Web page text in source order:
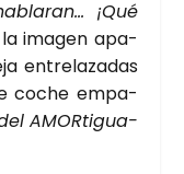
¡Qué
la ima­gen apa­
entre­la­za­das
coche empa­
AMOR­ti­gua­